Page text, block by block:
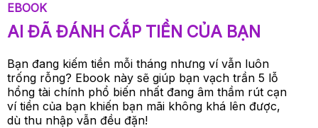
EBOOK
AI ĐÃ ĐÁNH CẮP TIỀN CỦA BẠN
Bạn đang kiếm tiền mỗi tháng nhưng ví vẫn luôn
trống rỗng? Ebook này sẽ giúp bạn vạch trần 5 lỗ
hổng tài chính phổ biến nhất đang âm thầm rút cạn
ví tiền của bạn khiến bạn mãi không khá lên được,
dù thu nhập vẫn đều đặn!
ĐĂNG KÝ TƯ VẤN MIỄN PHÍ